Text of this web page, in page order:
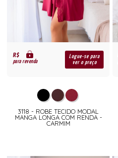
R$
para revenda
Logue-se para
ver o preço
3118 - ROBE TECIDO MODAL
MANGA LONGA COM RENDA -
CARMIM